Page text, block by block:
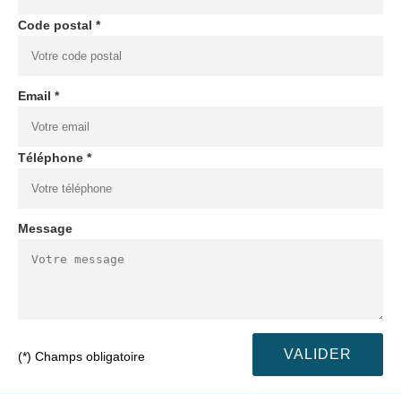
Code postal *
Email *
Téléphone *
Message
(*) Champs obligatoire